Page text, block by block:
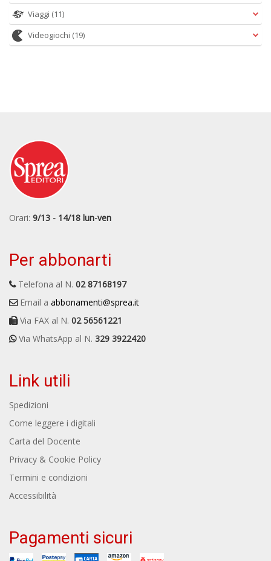
Viaggi (11)
Videogiochi (19)
Orari: 9/13 - 14/18 lun-ven
Per abbonarti
Telefona al N. 02 87168197
Email a abbonamenti@sprea.it
Via FAX al N. 02 56561221
Via WhatsApp al N. 329 3922420
Link utili
Spedizioni
Come leggere i digitali
Carta del Docente
Privacy & Cookie Policy
Termini e condizioni
Accessibilità
Pagamenti sicuri